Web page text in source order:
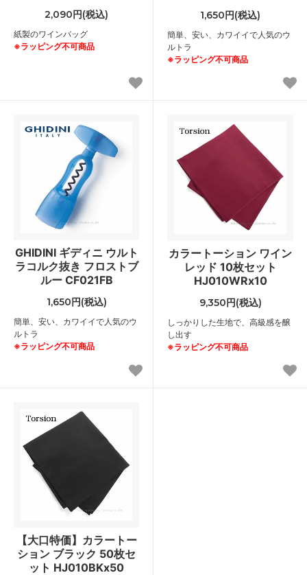
2,090円(税込)
紙製のワインバッグ
※ラッピング不可商品
1,650円(税込)
簡単、安い、カワイイで人気のウ
ルトラ
※ラッピング不可商品
GHIDINI ギディニ ウルト
ラコルク抜き フロストブ
ルー CF021FB
1,650円(税込)
簡単、安い、カワイイで人気のウ
ルトラ
※ラッピング不可商品
カラートーション ワイン
レッド 10枚セット
HJ010WRx10
9,350円(税込)
しっかりした生地で、高級感を醸
し出す
※ラッピング不可商品
【大口特価】カラートー
ション ブラック 50枚セ
ット HJ010BKx50